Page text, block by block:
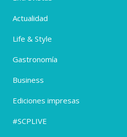
Actualidad
Life & Style
Gastronomía
Business
Ediciones impresas
#SCPLIVE